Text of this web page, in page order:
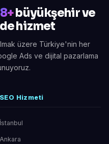
8+büyükşehir ve
hizmet
üzere Türkiye'nin her
Ads ve dijital pazarlama
SEO Hizmeti
İstanbul
Ankara